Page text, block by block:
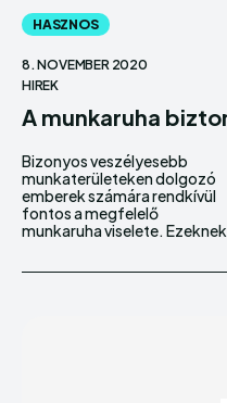
HASZNOS
8. NOVEMBER 2020
HIREK
A munkaruha
Bizonyos veszélyesebb
munkaterületeken dolgozó
emberek számára rendkívül
fontos a megfelelő
munkaruha viselete.
védelmi funkciója számos
tevékenység során
elengedhetetlen, hiszen